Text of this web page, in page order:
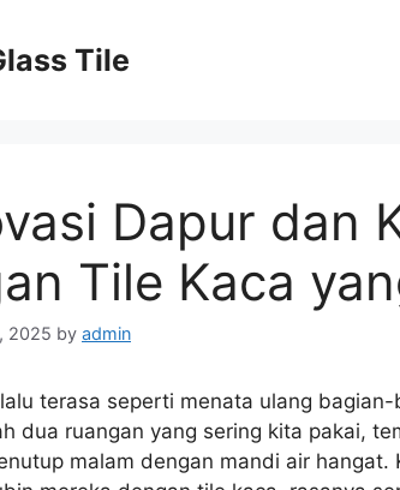
Tile
Dapur dan
Tile Kaca
2025 by admin
terasa seperti menata ulang
dua ruangan yang sering kita pakai,
malam dengan mandi air hangat.